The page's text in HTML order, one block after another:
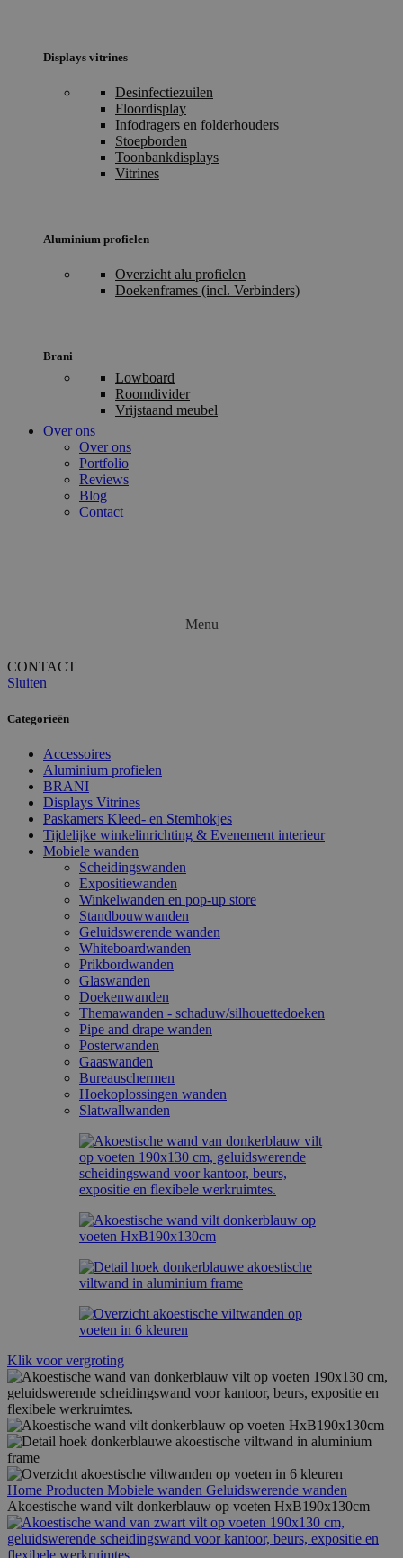
Displays vitrines
Desinfectiezuilen
Floordisplay
Infodragers en folderhouders
Stoepborden
Toonbankdisplays
Vitrines
Aluminium profielen
Overzicht alu profielen
Doekenframes (incl. Verbinders)
Brani
Lowboard
Roomdivider
Vrijstaand meubel
Over ons
Over ons
Portfolio
Reviews
Blog
Contact
Menu
CONTACT
Sluiten
Categorieën
Accessoires
Aluminium profielen
BRANI
Displays Vitrines
Paskamers Kleed- en Stemhokjes
Tijdelijke winkelinrichting & Evenement interieur
Mobiele wanden
Scheidingswanden
Expositiewanden
Winkelwanden en pop-up store
Standbouwwanden
Geluidswerende wanden
Whiteboardwanden
Prikbordwanden
Glaswanden
Doekenwanden
Themawanden - schaduw/silhouettedoeken
Pipe and drape wanden
Posterwanden
Gaaswanden
Bureauschermen
Hoekoplossingen wanden
Slatwallwanden
Klik voor vergroting
Home Producten Mobiele wanden Geluidswerende wanden
Akoestische wand vilt donkerblauw op voeten HxB190x130cm